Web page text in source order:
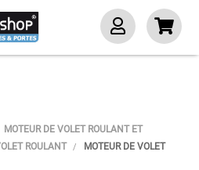
MOTEUR DE VOLET ROULANT ET
ROULANT
MOTEUR DE VOLET